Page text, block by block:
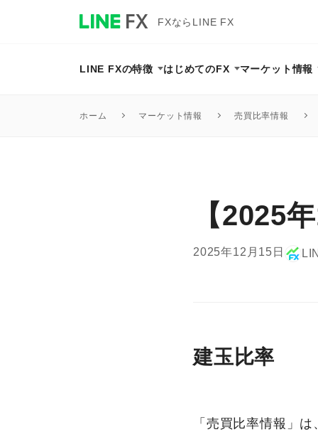
FXならLINE FX
LINE FXの特徴 はじめてのFX マーケット情報
ホーム マーケット情報 売買比率情報
【2025
2025年12月15日
建玉比率
「売買比率情報」